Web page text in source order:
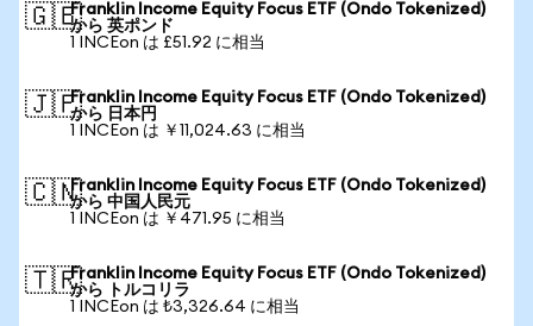
🇬🇧Franklin Income Equity Focus ETF (Ondo Tokenized)
から 英ポンド
1 INCEon は £51.92 に相当
🇯🇵Franklin Income Equity Focus ETF (Ondo Tokenized)
から 日本円
1 INCEon は ￥11,024.63 に相当
🇨🇳Franklin Income Equity Focus ETF (Ondo Tokenized)
から 中国人民元
1 INCEon は ￥471.95 に相当
🇹🇷Franklin Income Equity Focus ETF (Ondo Tokenized)
から トルコリラ
1 INCEon は ₺3,326.64 に相当